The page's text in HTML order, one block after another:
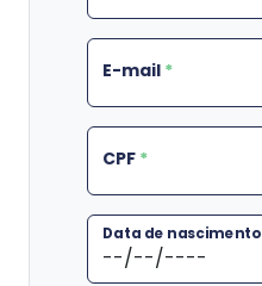
E-mail *
CPF *
Data de nascimento